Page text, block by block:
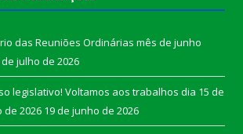
das Reuniões Ordinárias mês de junho
de julho de 2026
legislativo! Voltamos aos trabalhos dia 15 de
de 2026 19 de junho de 2026